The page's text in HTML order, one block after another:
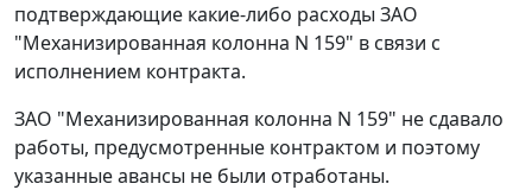
подтверждающие какие-либо расходы ЗАО
"Механизированная колонна N 159" в связи с
исполнением контракта.
ЗАО "Механизированная колонна N 159" не сдавало
работы, предусмотренные контрактом и поэтому
указанные авансы не были отработаны.